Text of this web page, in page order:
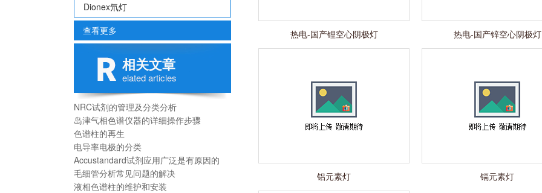
Dionex氘灯
查看更多
相关文章
elated articles
NRC试剂的管理及分类分析
岛津气相色谱仪器的详细操作步骤
色谱柱的再生
电导率电极的分类
Accustandard试剂应用广泛是有原因的
毛细管分析常见问题的解决
液相色谱柱的维护和安装
热电-国产锂空心阴极灯 热电-国产锌空心阴极灯
铝元素灯 镉元素灯